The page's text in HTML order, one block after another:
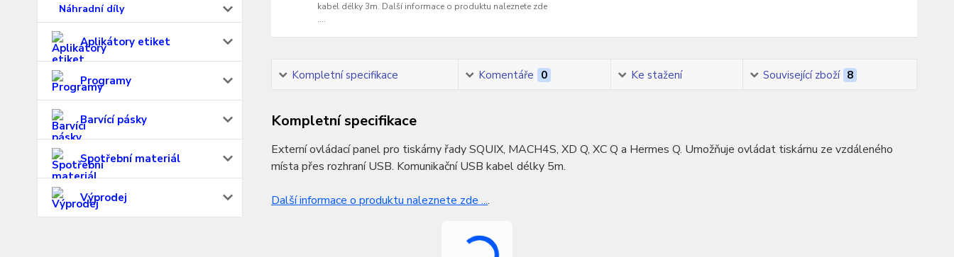
Náhradní díly
Aplikátory etiket
Programy
Barvící pásky
Spotřební materiál
Výprodej
kabel délky 3m. Další informace o produktu naleznete zde
....
Kompletní specifikace Komentáře 0 Ke stažení Související zboží 8
Kompletní specifikace
Externí ovládací panel pro tiskárny řady SQUIX, MACH4S, XD Q, XC Q a Hermes Q. Umožňuje ovládat tiskárnu ze vzdáleného
místa přes rozhraní USB. Komunikační USB kabel délky 5m.
Další informace o produktu naleznete zde ....